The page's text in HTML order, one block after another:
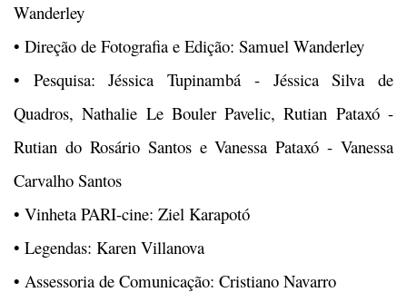
Wanderley
• Direção de Fotografia e Edição: Samuel Wanderley
• Pesquisa: Jéssica Tupinambá - Jéssica Silva de
Quadros, Nathalie Le Bouler Pavelic, Rutian Pataxó -
Rutian do Rosário Santos e Vanessa Pataxó - Vanessa
Carvalho Santos
• Vinheta PARI-cine: Ziel Karapotó
• Legendas: Karen Villanova
• Assessoria de Comunicação: Cristiano Navarro